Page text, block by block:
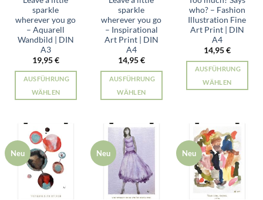
Produktseite
gewählt
werden
Produktseite
gewählt
werden
der
Produktseite
gewählt
werden
sparkle
wherever you go
– Aquarell
Wandbild | DIN
A3
19,95€
AUSFÜHRUNG
WÄHLEN
weist
mehrere
Varianten
auf.
Die
Optionen
sparkle
wherever you go
– Inspirational
Art Print | DIN
A4
14,95€
AUSFÜHRUNG
WÄHLEN
weist
mehrere
Varianten
auf.
Die
Optionen
who? – Fashion
Illustration Fine
Art Print | DIN
A4
14,95€
AUSFÜHRUNG
WÄHLEN
mehrere
Varianten
auf.
Die
Optionen
können
Neu Neu Neu